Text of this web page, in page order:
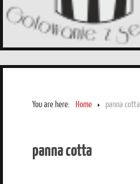
You are here: Home panna cotta
panna cotta